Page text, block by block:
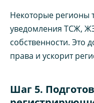
Некоторые регионы
уведомления ТСЖ,
собственности. Это
права и ускорит
Шаг 5.